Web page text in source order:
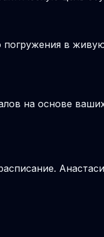
погружения в
на основе